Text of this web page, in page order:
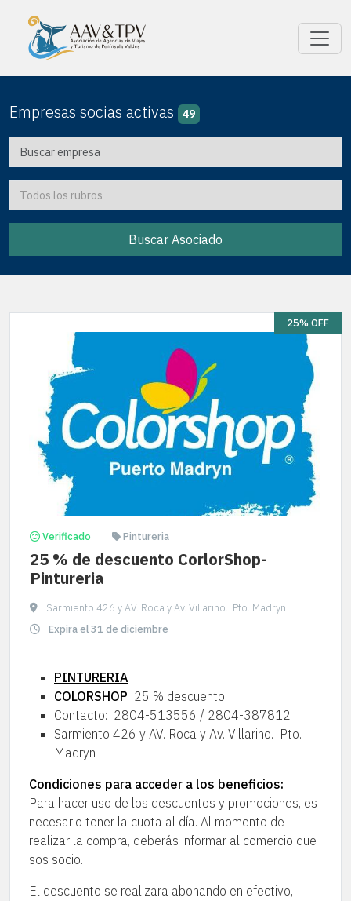
Empresas socias activas 49
Buscar Asociado
25% OFF
Verificado Pintureria
25 % de descuento CorlorShop-
Pintureria
Sarmiento 426 y AV. Roca y Av. Villarino. Pto. Madryn
Expira el 31 de diciembre
PINTURERIA
COLORSHOP 25 % descuento
Contacto: 2804-513556 / 2804-387812
Sarmiento 426 y AV. Roca y Av. Villarino. Pto.
Madryn
Condiciones para acceder a los beneficios:
Para hacer uso de los descuentos y promociones, es
necesario tener la cuota al día. Al momento de
realizar la compra, deberás informar al comercio que
sos socio.
El descuento se realizara abonando en efectivo,